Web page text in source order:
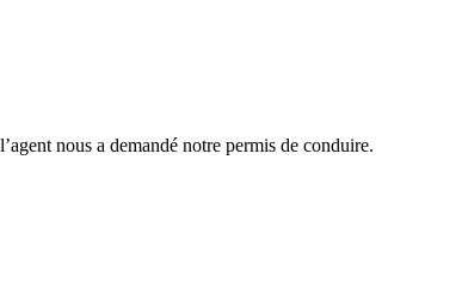
nous a demandé notre permis de conduire.